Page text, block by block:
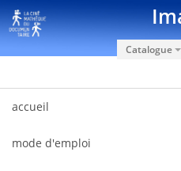
Salta al contigut
Catalogue
accueil
mode d'emploi